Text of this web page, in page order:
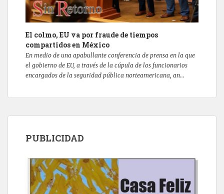
El colmo, EU va por fraude de tiempos
compartidos en México
En medio de una apabullante conferencia de prensa en la que
el gobierno de EU, a través de la cúpula de los funcionarios
encargados de la seguridad pública norteamericana, an...
PUBLICIDAD